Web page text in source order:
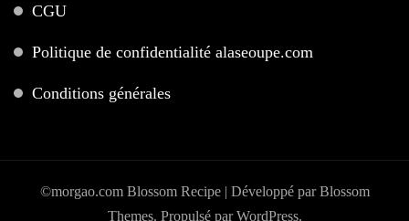
CGU
Politique de confidentialité alaseoupe.com
Conditions générales
©morgao.comBlossom Recipe | Développé parBlossom
Themes. Propulsé parWordPress.